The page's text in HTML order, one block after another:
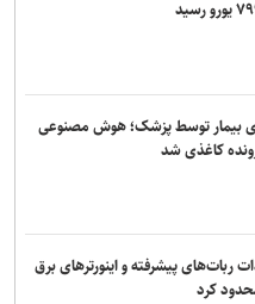
بیمار توسط پزشک؛ هوش مصنوعی
کاغذی شد
ربات‌های پیشرفته و اینورترهای برق
کرد